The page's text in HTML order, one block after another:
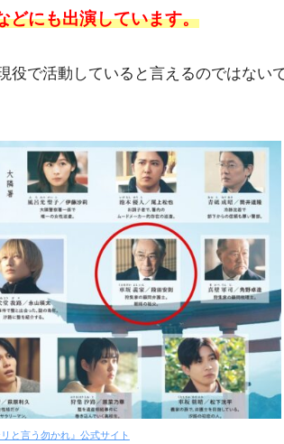
どにも出演しています。
役で活動していると言えるのではない
と言う勿かれ』公式サイト